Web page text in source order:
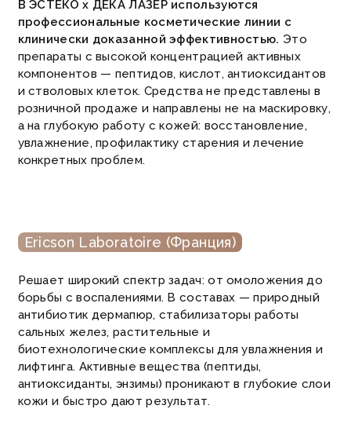
В ЭСТЕКО х ДЕКА ЛАЗЕР используются
профессиональные косметические линии с
клинически доказанной эффективностью. Это
препараты с высокой концентрацией активных
компонентов — пептидов, кислот, антиоксидантов
и стволовых клеток. Средства не представлены в
розничной продаже и направлены не на маскировку,
а на глубокую работу с кожей: восстановление,
увлажнение, профилактику старения и лечение
конкретных проблем.
Ericson Laboratoire (Франция)
Решает широкий спектр задач: от омоложения до
борьбы с воспалениями. В составах — природный
антибиотик дермапюр, стабилизаторы работы
сальных желез, растительные и
биотехнологические комплексы для увлажнения и
лифтинга. Активные вещества (пептиды,
антиоксиданты, энзимы) проникают в глубокие слои
кожи и быстро дают результат.